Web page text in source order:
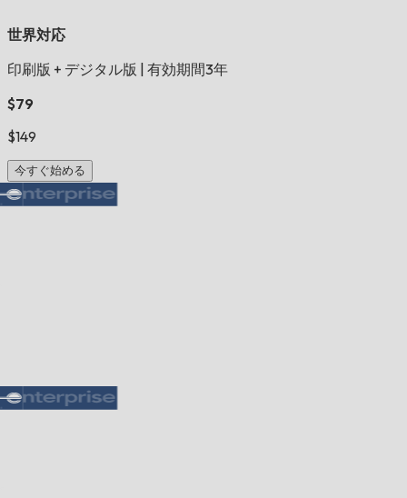
世界対応
印刷版 + デジタル版
有効期間3年
$79
$149
今すぐ始める